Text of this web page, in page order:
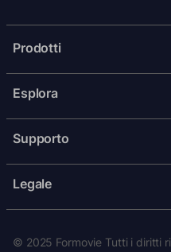
Prodotti
Esplora
Supporto
Legale
© 2025 Formovie Tutti i diritti